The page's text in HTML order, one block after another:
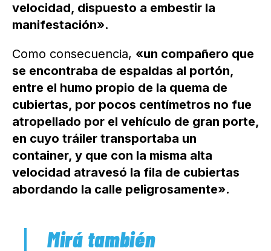
velocidad, dispuesto a embestir la
manifestación».
Como consecuencia, «un compañero que
se encontraba de espaldas al portón,
entre el humo propio de la quema de
cubiertas, por pocos centímetros no fue
atropellado por el vehículo de gran porte,
en cuyo tráiler transportaba un
container, y que con la misma alta
velocidad atravesó la fila de cubiertas
abordando la calle peligrosamente».